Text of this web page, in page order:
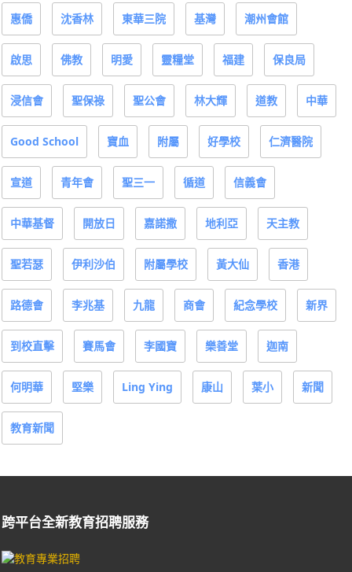
惠僑 沈香林 東華三院 基灣 潮州會館
啟思 佛教 明愛 靈糧堂 福建 保良局
浸信會 聖保祿 聖公會 林大輝 道教 中華
Good School 寶血 附屬 好學校 仁濟醫院
宣道 青年會 聖三一 循道 信義會
中華基督 開放日 嘉諾撒 地利亞 天主教
聖若瑟 伊利沙伯 附屬學校 黃大仙 香港
路德會 李兆基 九龍 商會 紀念學校 新界
到校直擊 賽馬會 李國寶 樂善堂 迦南
何明華 堅樂 Ling Ying 康山 葉小 新聞
教育新聞
跨平台全新教育招聘服務